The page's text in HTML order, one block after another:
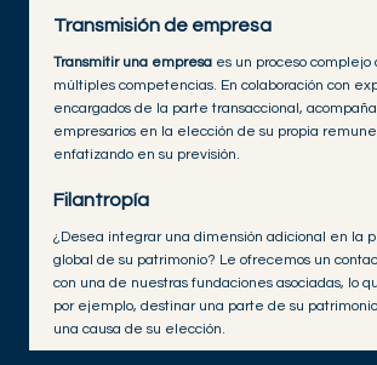
Transmisión de empresa
Transmitir una empresa es un proceso
múltiples competencias. En colaboración con
encargados de la parte transaccional,
empresarios en la elección de su propia
enfatizando en su previsión.
Filantropía
¿Desea integrar una dimensión adicional en la
global de su patrimonio? Le ofrecemos un
con una de nuestras fundaciones asociadas, lo
por ejemplo, destinar una parte de su
una causa de su elección.